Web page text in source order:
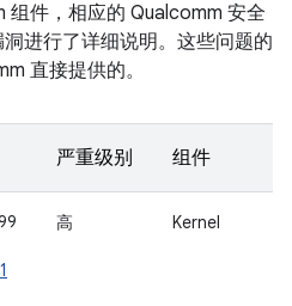
组件，相应的 Qualcomm 安全
进行了详细说明。这些问题的
直接提供的。
严重级别 组件
高 Kernel